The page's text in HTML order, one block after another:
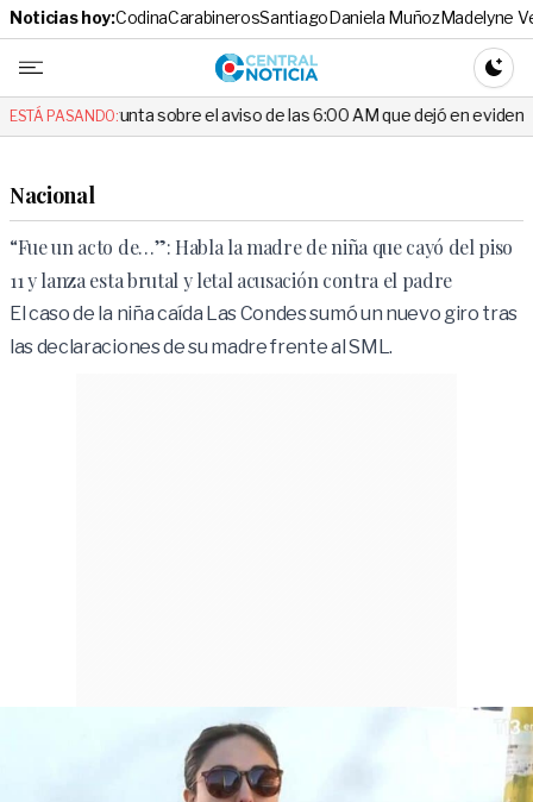
Noticias hoy:CodinaCarabinerosSantiagoDaniela MuñozMadelyne
Central
ESTÁ PASANDO:
sobre el aviso de las 6:00 AM que dejó en evidencia al Delegado
Nacional
“Fue un acto de…”: Habla la madre de niña que cayó del piso
11 y lanza esta brutal y letal acusación contra el padre
El caso de la niña caída Las Condes sumó un nuevo giro tras
las declaraciones de su madre frente al SML.